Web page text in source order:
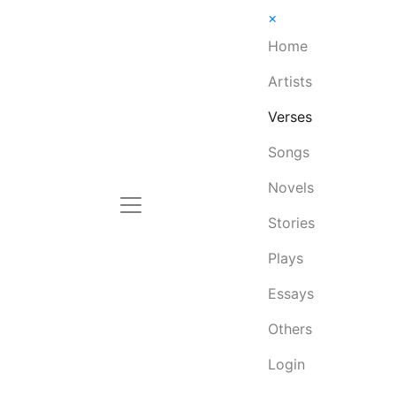
×
Home
Artists
Verses
Songs
Novels
Stories
Plays
Essays
Others
Login